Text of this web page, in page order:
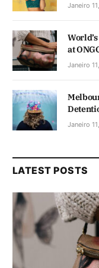
Janeiro
at
Janeiro
Janeiro
LATEST POSTS